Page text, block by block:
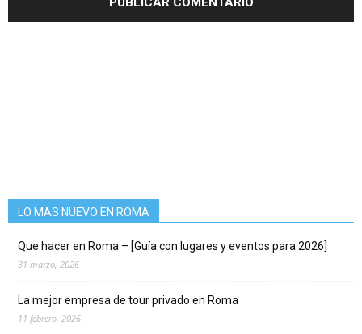
LO MAS NUEVO EN ROMA
Que hacer en Roma – [Guía con lugares y eventos para 2026]
31 marzo, 2026
La mejor empresa de tour privado en Roma
11 febrero, 2026